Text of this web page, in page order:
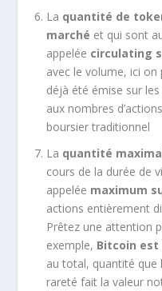
La quantité de
marché et qui sont
appelée circulating
avec le volume, ici
déjà été émise sur
aux nombres
boursier traditionnel
La quantité
cours de la durée de
appelée maximum
actions entièrement
Prêtez une attention
exemple, Bitcoin est
au total, quantité que
rareté fait la valeur